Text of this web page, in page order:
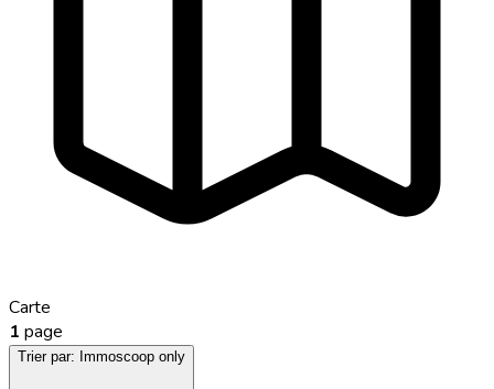
Carte
1 page
Trier par: Immoscoop only